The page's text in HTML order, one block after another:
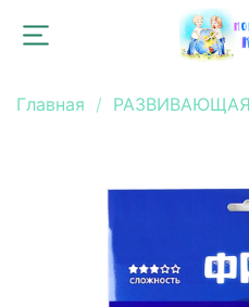
Главная